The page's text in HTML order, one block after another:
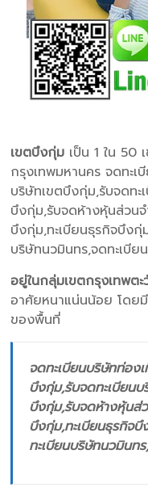
เขตบึงกุ่ม เป็น 1 ใน 50
กรุงเทพมหานคร จดทะ
บริษัทเขตบึงกุ่ม,รับจดท
บึงกุ่ม,รับจดห้างหุ้นส่วน
บึงกุ่ม,ทะเบียนธุรกิจบึง
บริษัทนวมินทร,จดทะเบีย
อยู่ในกลุ่มเขตกรุงเทพต
อาศัยหนาแน่นน้อย โดย
ของพื้นที่
จดทะเบียนบริษัทท่อง
บึงกุ่ม,รับจดทะเบียน
บึงกุ่ม,รับจดห้างหุ้นส่
บึงกุ่ม,ทะเบียนธุรกิจ
ทะเบียนบริษัทนวมินท